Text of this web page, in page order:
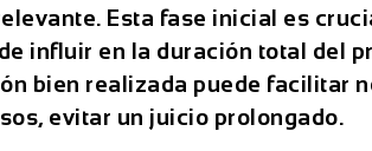
Esta fase inicial es
influir en la duración total del
bien realizada puede facilitar
evitar un juicio prolongado.